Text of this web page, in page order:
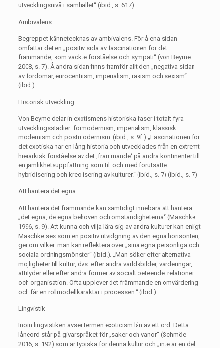
utvecklingsnivå i samhället“ (ibid., s. 617).
Ambivalens
Begreppet kännetecknas av ambivalens. För å ena sidan
omfattar det en „positiv sida av fascinationen för det
främmande, som väckte förståelse och sympati“ (von Beyme
2008, s. 7). Å andra sidan finns framför allt den „negativa sidan
av fördomar, eurocentrism, imperialism, rasism och sexism“
(ibid.).
Historisk utveckling
Von Beyme delar in exotismens historiska faser i totalt fyra
utvecklingsstadier: förmodernism, imperialism, klassisk
modernism och postmodernism. (ibid., s. 9f.) „Fascinationen för
det exotiska har en lång historia och utvecklades från en extremt
hierarkisk förståelse av det ‚främmande‘ på andra kontinenter till
en jämlikhetsuppfattning som till och med förutsatte
hybridisering och kreolisering av kulturer.“ (ibid., s. 7) (ibid., s. 7)
Att hantera det egna
Att hantera det främmande kan samtidigt innebära att hantera
„det egna, de egna behoven och omständigheterna“ (Maschke
1996, s. 9). Att kunna och vilja lära sig av andra kulturer kan enligt
Maschke ses som en positiv utvidgning av den egna horisonten,
genom vilken man kan reflektera över „sina egna personliga och
sociala ordningsmönster“ (ibid.). „Man söker efter alternativa
möjligheter till kultur, dvs. efter andra världsbilder, värderingar,
attityder eller efter andra former av socialt beteende, relationer
och organisation. Ofta upplever det främmande en omvärdering
och får en rollmodellkaraktär i processen.“ (ibid.)
Lingvistik
Inom lingvistiken avser termen exoticism lån av ett ord. Detta
låneord står på givarspråket för „saker och vanor“ (Schmöe
2016, s. 192) som är typiska för denna kultur och „inte är en del